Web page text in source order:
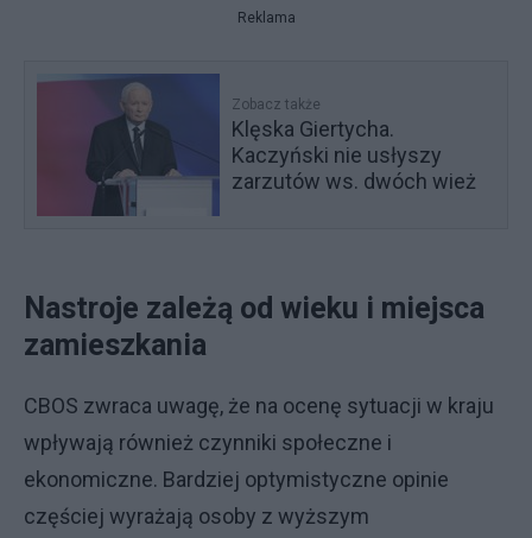
Reklama
Zobacz także
Klęska Giertycha.
Kaczyński nie usłyszy
zarzutów ws. dwóch wież
Nastroje zależą od wieku i miejsca
zamieszkania
CBOS zwraca uwagę, że na ocenę sytuacji w kraju
wpływają również czynniki społeczne i
ekonomiczne. Bardziej optymistyczne opinie
częściej wyrażają osoby z wyższym